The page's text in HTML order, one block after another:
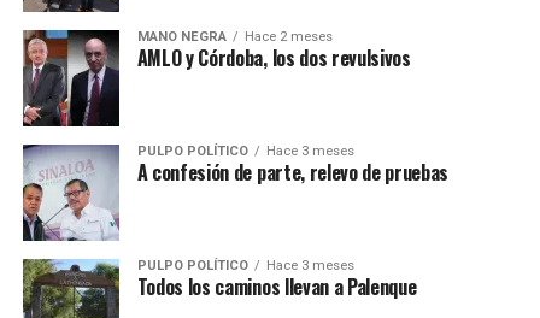
MANO NEGRA Hace 2 meses
AMLO y Córdoba, los dos revulsivos
PULPO POLÍTICO Hace 3 meses
A confesión de parte, relevo de pruebas
PULPO POLÍTICO Hace 3 meses
Todos los caminos llevan a Palenque